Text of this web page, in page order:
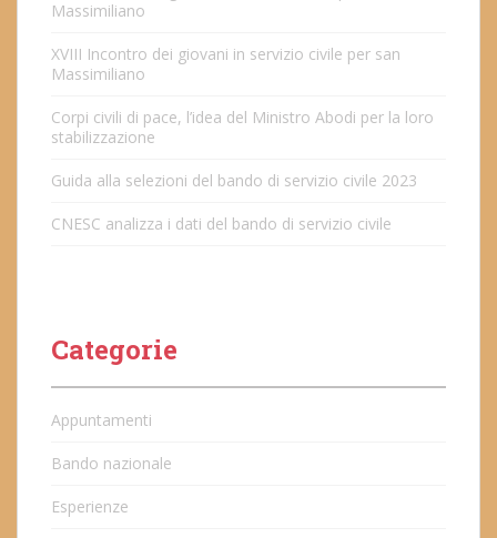
Massimiliano
XVIII Incontro dei giovani in servizio civile per san
Massimiliano
Corpi civili di pace, l’idea del Ministro Abodi per la loro
stabilizzazione
Guida alla selezioni del bando di servizio civile 2023
CNESC analizza i dati del bando di servizio civile
Categorie
Appuntamenti
Bando nazionale
Esperienze